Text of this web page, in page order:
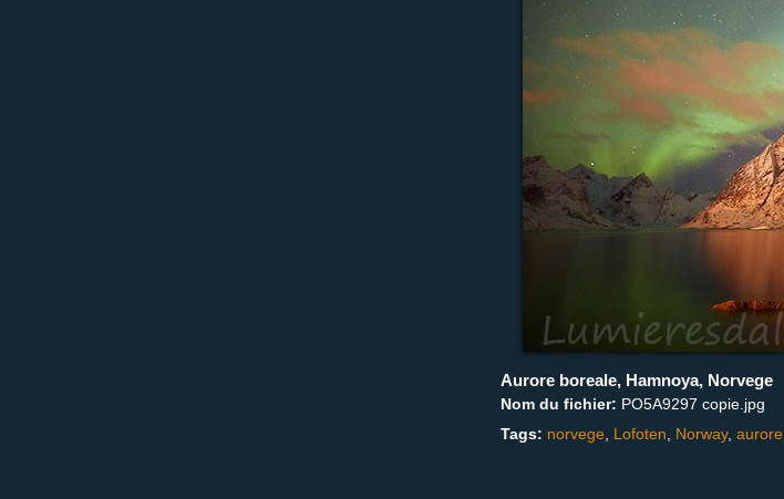
Aurore boreale, Hamnoya, Norvege
Nom du fichier: PO5A9297 copie.jpg
Tags: norvege Lofoten Norway, aurore